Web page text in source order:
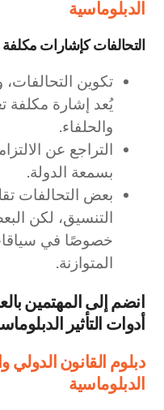
الدبلوماسية
التحالفات كإشارات مكلفة
تكوين
يُعد إشارة مكلفة
والحلفاء.
التراجع عن
بسمعة الدولة.
بعض التحالفات
التنسيق، لكن
خصوصًا في سياقات
المتوازنة.
انضم إلى المهتمين
أدوات التأثير
دبلوم القانون الدولي
الدبلوماسية